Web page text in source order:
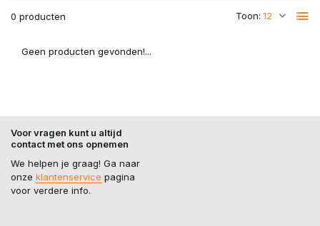
0 producten Toon:
Geen producten gevonden!...
Voor vragen kunt u altijd
contact met ons opnemen
We helpen je graag! Ga naar
onze klantenservice pagina
voor verdere info.